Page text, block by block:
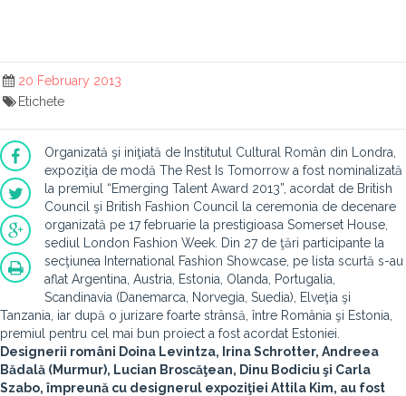
20 February 2013
Etichete
Organizată şi iniţiată de Institutul Cultural Român din Londra,
expoziţia de modă The Rest Is Tomorrow a fost nominalizată
la premiul “Emerging Talent Award 2013”, acordat de British
Council şi British Fashion Council la ceremonia de decenare
organizată pe 17 februarie la prestigioasa Somerset House,
sediul London Fashion Week. Din 27 de ţări participante la
secţiunea International Fashion Showcase, pe lista scurtă s-au
aflat Argentina, Austria, Estonia, Olanda, Portugalia,
Scandinavia (Danemarca, Norvegia, Suedia), Elveţia şi
Tanzania, iar după o jurizare foarte strânsă, între România şi Estonia,
premiul pentru cel mai bun proiect a fost acordat Estoniei.
Designerii români Doina Levintza, Irina Schrotter, Andreea
Bădală (Murmur), Lucian Broscăţean, Dinu Bodiciu şi Carla
Szabo, împreună cu designerul expoziţiei Attila Kim, au fost